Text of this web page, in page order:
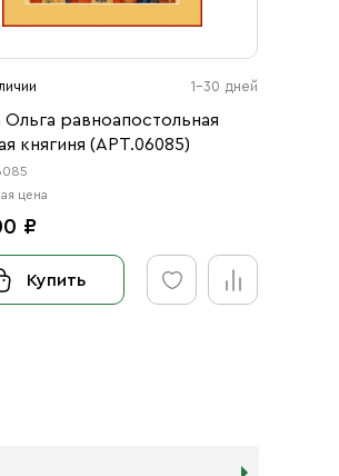
1-30 дней
Ольга равноапостольная
княгиня (АРТ.06085)
цена
₽
Купить